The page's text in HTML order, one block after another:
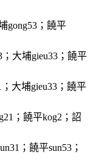
gong53；饒平
；大埔gieu33；饒平
；大埔gieu33；饒平
；饒平kog2；詔
；饒平sun53；